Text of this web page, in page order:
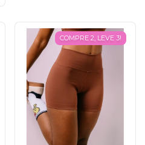
COMPRE 2, LEVE 3!